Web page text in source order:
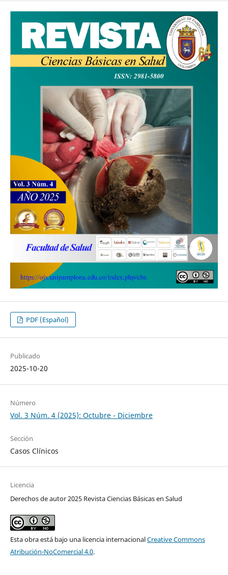
PDF (Español)
Publicado
2025-10-20
Número
Vol. 3 Núm. 4 (2025): Octubre - Diciembre
Sección
Casos Clínicos
Licencia
Derechos de autor 2025 Revista Ciencias Básicas en Salud
Esta obra está bajo una licencia internacionalCreative Commons
Atribución-NoComercial 4.0.